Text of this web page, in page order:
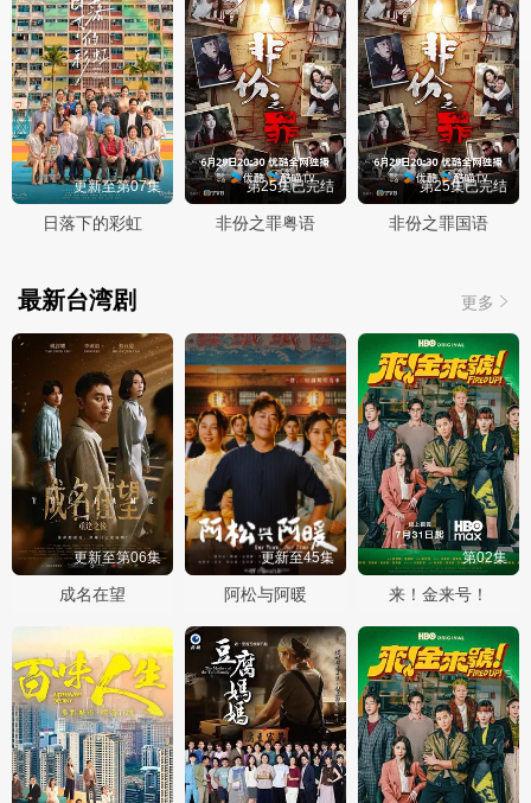
更新至第07集
日落下的彩虹
第25集已完结
非份之罪粤语
第25集已完结
非份之罪国语
更多
最新台湾剧
更新至第06集
成名在望
更新至45集
阿松与阿暖
第02集
来！金来号！